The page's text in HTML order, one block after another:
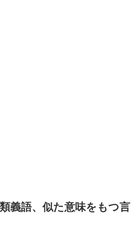
義語、似た意味をもつ言